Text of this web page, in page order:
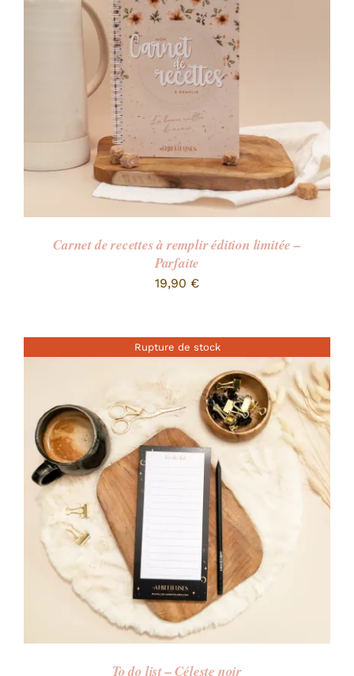
Carnet de recettes à remplir édition limitée –
Parfaite
19,90 €
Rupture de stock
To do list – Céleste noir